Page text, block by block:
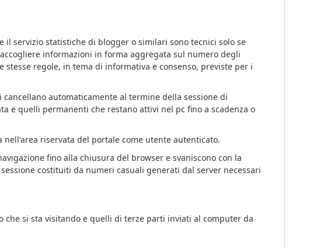
servizio statistiche di blogger o similari sono tecnici solo se
informazioni in forma aggregata sul numero degli
regole, in tema di informativa e consenso, previste per i
automaticamente al termine della sessione di
e quelli permanenti che restano attivi nel pc fino a scadenza o
nell'area riservata del portale come utente autenticato.
fino alla chiusura del browser e svaniscono con la
costituiti da numeri casuali generati dal server necessari
si sta visitando e quelli di terze parti inviati al computer da